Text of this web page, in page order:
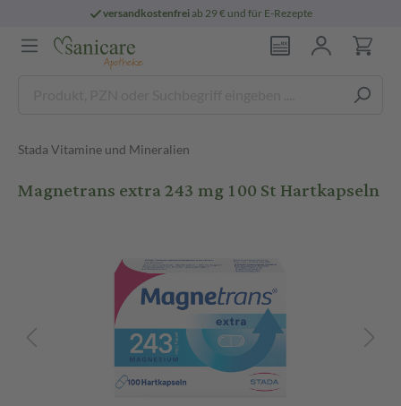
versandkostenfreiab 29 € und für E-Rezepte
Stada Vitamine und Mineralien
Magnetrans extra 243 mg 100 St Hartkapseln